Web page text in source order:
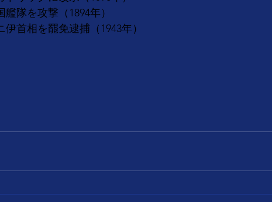
隊を攻撃（1894年）
首相を罷免逮捕（1943年）